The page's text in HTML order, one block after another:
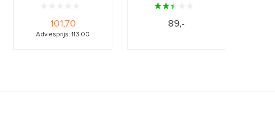
101,70
Adviesprijs: 113,00
89,-